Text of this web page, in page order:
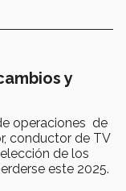
y
operaciones de
conductor de TV
de los
este 2025.